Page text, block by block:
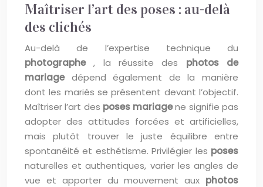
Maîtriser l’art des poses : au-delà
des clichés
Au-delà de l’expertise technique du
photographe, la réussite des photos de
mariage dépend également de la manière
dont les mariés se présentent devant l’objectif.
Maîtriser l’art des poses mariagene signifie pas
adopter des attitudes forcées et artificielles,
mais plutôt trouver le juste équilibre entre
spontanéité et esthétisme. Privilégier les poses
naturelles et authentiques, varier les angles de
vue et apporter du mouvement aux photos